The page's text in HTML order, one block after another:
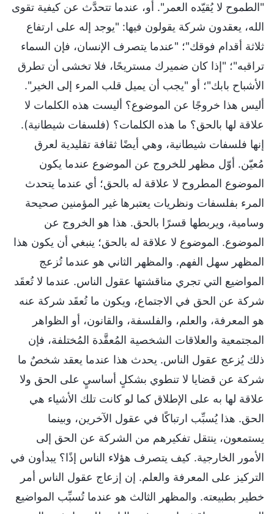
"الطموح لا يُقيّده العمر". أو، عندما تتحدَّث عن كيفية تقوى
الله، يعقدون شركة يقولون فيها: "يوجد إله على ارتفاع
ثلاثة أقدام فوقك"؛ "عندما يتصرف الإنسان، فإن السماء
تراقبه"؛ "إذا كان ضميرك مستريحًا، فلا تخشى أن تطرق
الأشباح بابك"؛ أو "يجب أن يميل قلب المرء إلى الخير".
أليس هذا خروجًا عن الموضوع؟ أليست هذه الكلمات لا
علاقة لها بالحق؟ ما هذه الكلمات؟ (فلسفات شيطانية).
إنها فلسفات شيطانية، وهي أيضًا ثقافة تقليدية لعرق
مُعيّن. أوّل مظهر للخروج عن الموضوع عندما يكون
الموضوع المطروح لا علاقة له بالحق؛ أي عندما يتحدث
المرء بفلسفات ونظريات يعتبرها غير المؤمنين صحيحة
وسامية، ويربطها قسرًا بالحق. هذا هو الخروج عن
الموضوع. الموضوع لا علاقة له بالحق؛ ينبغي أن يكون هذا
المظهر سهل الفهم. والمظهر الثاني هو عندما تُزعج
المواضيع التي تجري مناقشتها عقول الناس. عندما لا تُعقَد
شركة عن الحق في الاجتماع، ويكون ما تُعقَد شركة عنه
هو المعرفة، والعلم، والفلسفة، والقانون، أو الظواهر
المجتمعية والعلاقات الشخصية المُعقَّدة المُختلفة، فإن
ذلك يُزعج عقول الناس. يحدث هذا عندما يعقد شخصٌ ما
شركة عن قضايا لا تنطوي بشكلٍ أساسيٍ على الحق ولا
علاقة لها به على الإطلاق كما لو كانت تلك الأشياء هي
الحق. هذا يُسبِّب ارتباكًا في عقول الآخرين، وبينما
يستمعون، ينتقل تفكيرهم من الشركة عن الحق إلى
الأمور الخارجية. كيف يتصرف هؤلاء الناس إذًا؟ يبدأون في
التركيز على المعرفة والعلم. إن إزعاج عقول الناس أمر
خطير بطبيعته. والمظهر الثالث هو عندما تُسبِّب المواضيع